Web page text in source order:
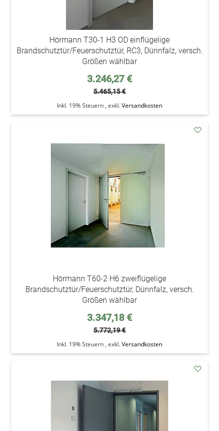
Hörmann T30-1 H3 OD einflügelige
Brandschutztür/Feuerschutztür, RC3, Dünnfalz, versch.
Größen wählbar
Sonderpreis
3.246,27 €
5.465,15 €
Inkl. 19% Steuern , exkl.Versandkosten
Hörmann T60-2 H6 zweiflügelige
Brandschutztür/Feuerschutztür, Dünnfalz, versch.
Größen wählbar
Sonderpreis
3.347,18 €
5.772,19 €
Inkl. 19% Steuern , exkl.Versandkosten